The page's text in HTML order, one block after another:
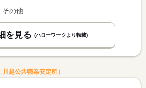
その他
を見る (ハローワークより転載)
越公共職業安定所）